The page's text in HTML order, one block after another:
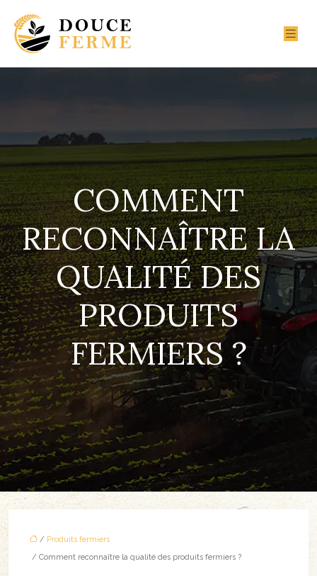
COMMENT
RECONNAÎTRE LA
QUALITÉ DES
PRODUITS
FERMIERS ?
/ Produits fermiers
/ Comment reconnaître la qualité des produits fermiers ?